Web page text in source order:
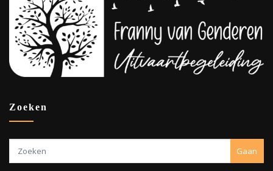
Zoeken
Gaan